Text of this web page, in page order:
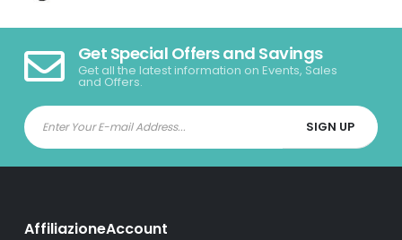
Get Special Offers and Savings
Get all the latest information on Events, Sales
and Offers.
AffiliazioneAccount